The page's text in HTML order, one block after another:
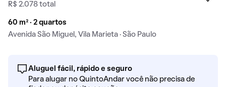
R$ 2.078 total
60 m² · 2 quartos
Avenida São Miguel, Vila Marieta · São Paulo
Aluguel fácil, rápido e seguro
Para alugar no QuintoAndar você não precisa de